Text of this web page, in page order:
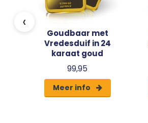
‹
Goudbaar met
Vredesduif in 24
karaat goud
99,95
Meer info